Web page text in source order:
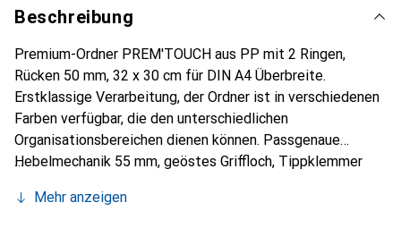
Beschreibung
Premium-Ordner PREM'TOUCH aus PP mit 2 Ringen,
Rücken 50 mm, 32 x 30 cm für DIN A4 Überbreite.
Erstklassige Verarbeitung, der Ordner ist in verschiedenen
Farben verfügbar, die den unterschiedlichen
Organisationsbereichen dienen können. Passgenaue
Hebelmechanik 55 mm, geöstes Griffloch, Tippklemmer
Rückenschilder. Grosses Etikettenfenster und vorder-
Mehr anzeigen